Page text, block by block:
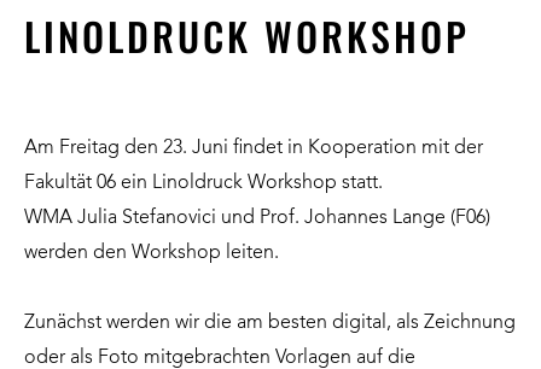
LINOLDRUCK WORKSHOP
Am Freitag den 23. Juni findet in Kooperation mit der
Fakultät 06 ein Linoldruck Workshop statt.
WMA Julia Stefanovici und Prof. Johannes Lange (F06)
werden den Workshop leiten.
Zunächst werden wir die am besten digital, als Zeichnung
oder als Foto mitgebrachten Vorlagen auf die